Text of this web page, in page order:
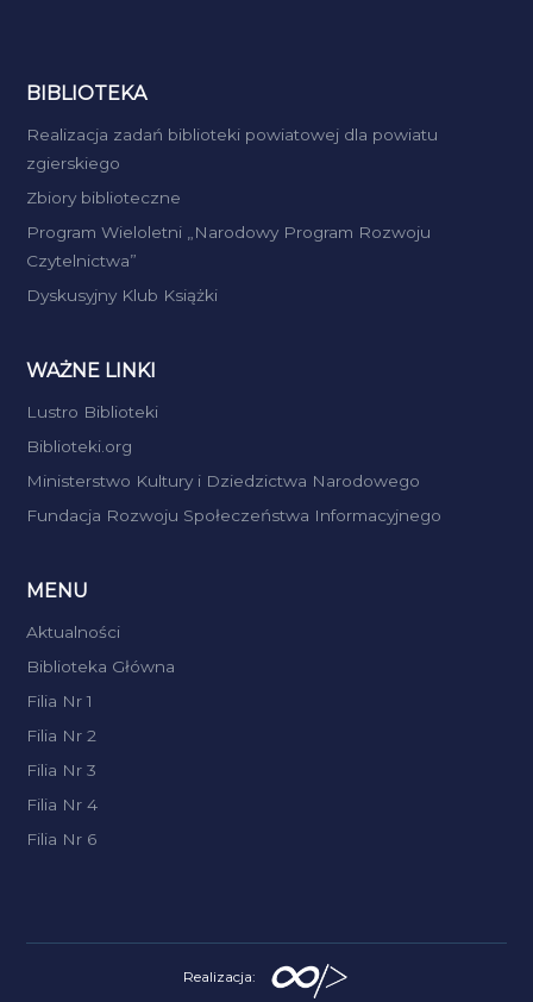
BIBLIOTEKA
Realizacja zadań biblioteki powiatowej dla powiatu
zgierskiego
Zbiory biblioteczne
Program Wieloletni „Narodowy Program Rozwoju
Czytelnictwa”
Dyskusyjny Klub Książki
WAŻNE LINKI
Lustro Biblioteki
Biblioteki.org
Ministerstwo Kultury i Dziedzictwa Narodowego
Fundacja Rozwoju Społeczeństwa Informacyjnego
MENU
Aktualności
Biblioteka Główna
Filia Nr 1
Filia Nr 2
Filia Nr 3
Filia Nr 4
Filia Nr 6
Realizacja: